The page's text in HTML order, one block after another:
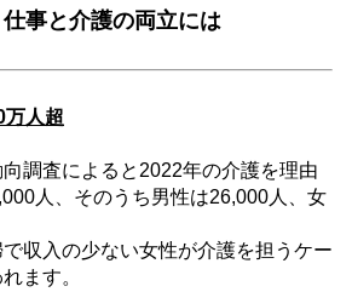
仕事と介護の両立には
万人超
調査によると 2022年の介護を理由
人、そのうち男性は26,000人、女
収入の少ない女性が介護を担うケー
ます。